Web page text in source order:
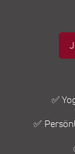
✅
✅